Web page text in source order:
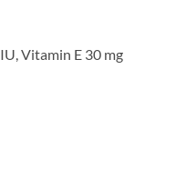
Vitamin E 30 mg